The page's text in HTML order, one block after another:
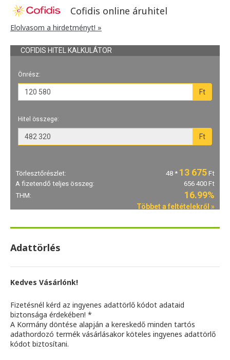
Cofidis online áruhitel
Elolvasom a hirdetményt! »
Adattörlés
Kedves Vásárlónk!
Fizetésnél kérd az ingyenes adattörlő kódot adataid
biztonsága érdekében! *
A Kormány döntése alapján a kereskedő minden tartós
adathordozó termék vásárlásakor köteles ingyenes adattörlő
kódot biztosítani.